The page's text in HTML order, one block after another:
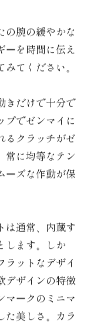
の腕の緩やかな
ーを時間に伝え
てください。
きだけで十分で
プでゼンマイに
るクラッチがゼ
常に均等なテン
ーズな作動が保
は通常、内蔵す
します。しか
ラットなデザイ
デザインの特徴
マークのミニマ
た美しさ。カラ